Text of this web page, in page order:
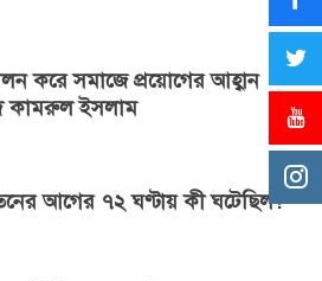
করে সমাজে প্রয়োগের আহ্বান
কামরুল ইসলাম
আগের ৭২ ঘণ্টায় কী ঘটেছিল?